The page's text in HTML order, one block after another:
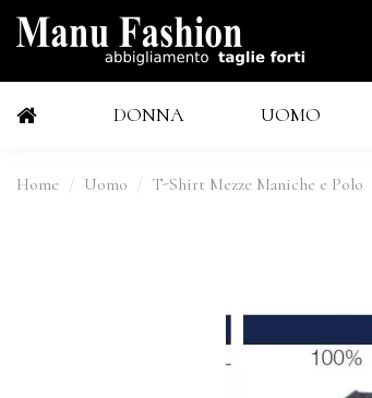
DONNA UOMO
Home Uomo T-Shirt Mezze Maniche e Polo